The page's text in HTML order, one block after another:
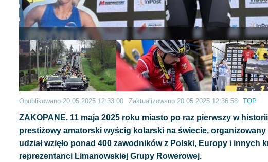
Opublikowano 20.05.2025 12:33:00 Zaktualizowano 20.05.2025 12:36:58 TOP
​ZAKOPANE. 11 maja 2025 roku miasto po raz pierwszy w
prestiżowy amatorski wyścig kolarski na świecie,
udział wzięło ponad 400 zawodników z Polski, Europy i
reprezentanci Limanowskiej Grupy Rowerowej.